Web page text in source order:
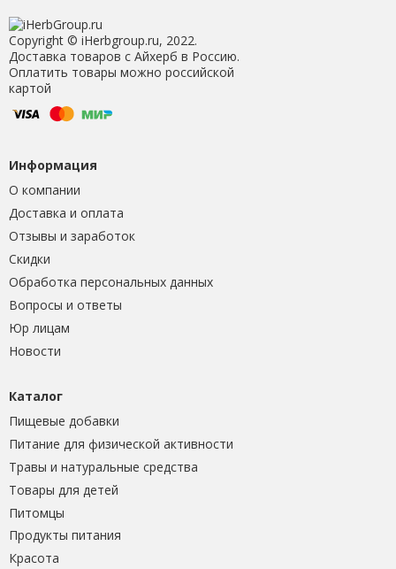
Copyright © iHerbgroup.ru, 2022.
Доставка товаров с Айхерб в Россию.
Оплатить товары можно российской
картой
Информация
О компании
Доставка и оплата
Отзывы и заработок
Скидки
Обработка персональных данных
Вопросы и ответы
Юр лицам
Новости
Каталог
Пищевые добавки
Питание для физической активности
Травы и натуральные средства
Товары для детей
Питомцы
Продукты питания
Красота